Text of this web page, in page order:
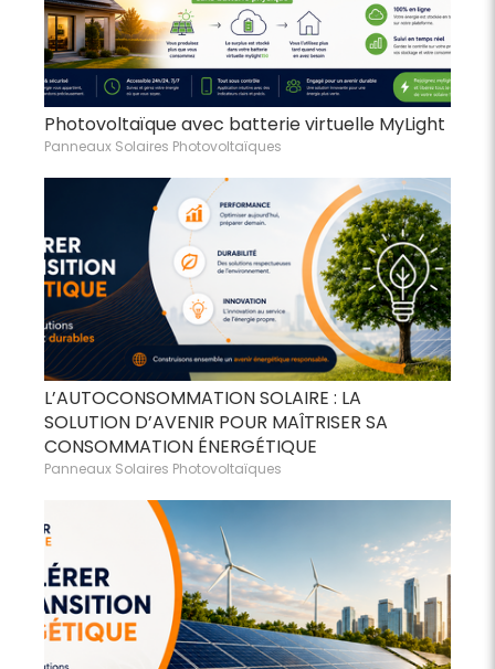
Photovoltaïque avec batterie virtuelle MyLight
Panneaux Solaires Photovoltaïques
L’AUTOCONSOMMATION SOLAIRE : LA
SOLUTION D’AVENIR POUR MAÎTRISER SA
CONSOMMATION ÉNERGÉTIQUE
Panneaux Solaires Photovoltaïques